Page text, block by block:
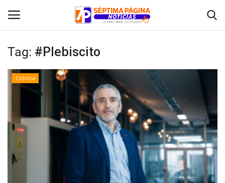
Inicio
Policial
Tribunales
Tag: #Plebiscito
Crónica